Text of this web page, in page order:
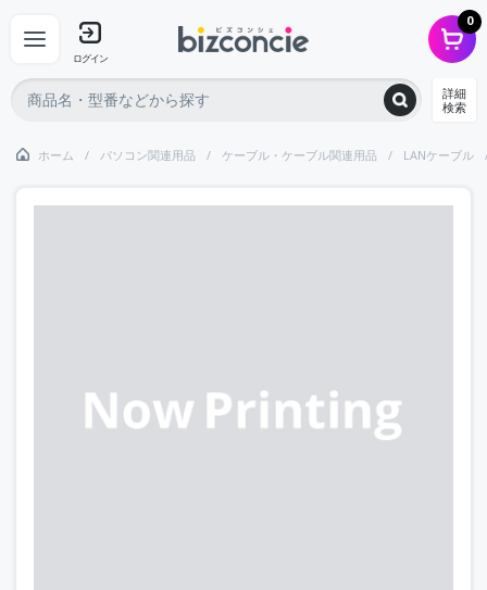
ログイン
0
詳細
検索
ホーム パソコン関連用品 ケーブル・ケーブル関連用品 LANケーブル